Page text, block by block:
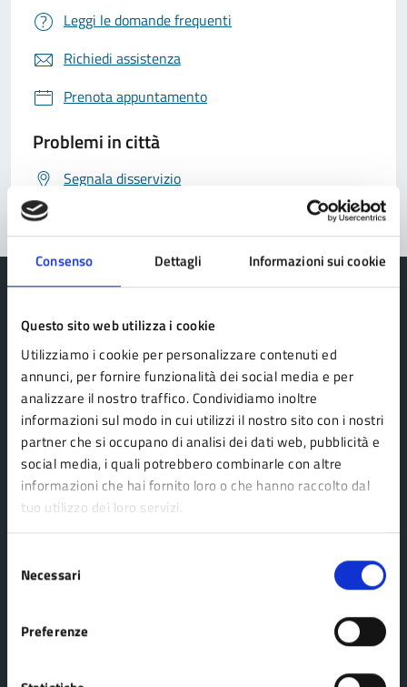
Consenso Dettagli Informazioni sui cookie
Questo sito web utilizza i cookie
Utilizziamo i cookie per personalizzare contenuti ed
annunci, per fornire funzionalità dei social media e per
analizzare il nostro traffico. Condividiamo inoltre
informazioni sul modo in cui utilizzi il nostro sito con i nostri
partner che si occupano di analisi dei dati web, pubblicità e
social media, i quali potrebbero combinarle con altre
informazioni che hai fornito loro o che hanno raccolto dal
tuo utilizzo dei loro servizi.
delNecessari
Preferenze
Leggi le domande frequenti
Richiedi assistenza
Prenota appuntamento
Problemi in città
Segnala disservizio
Comune Lama Mocogno
AMMINISTRAZIONE
Organi di governo
Aree amministrative
Uffici
Enti e fondazioni
Politici
Documenti e dati